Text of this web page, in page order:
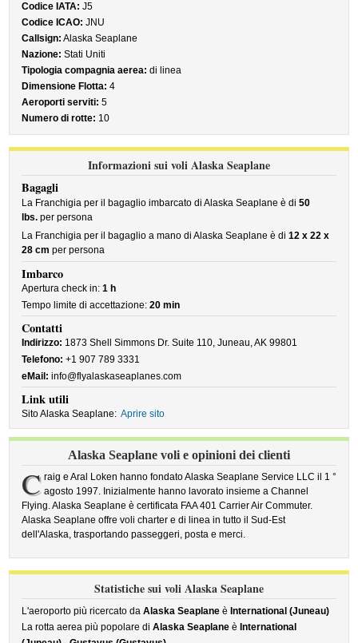
Codice IATA: J5
Codice ICAO: JNU
Callsign: Alaska Seaplane
Nazione: Stati Uniti
Tipologia compagnia aerea: di linea
Dimensione Flotta: 4
Aeroporti serviti: 5
Numero di rotte: 10
Informazioni sui voli Alaska Seaplane
Bagagli
La Franchigia per il bagaglio imbarcato di Alaska Seaplane è di50
lbs. per persona
La Franchigia per il bagaglio a mano di Alaska Seaplane è di12 x 22 x
28 cm per persona
Imbarco
Apertura check in:1 h
Tempo limite di accettazione:20 min
Contatti
Indirizzo: 1873 Shell Simmons Dr. Suite 110, Juneau, AK 99801
Telefono: +1 907 789 3331
eMail: info@flyalaskaseaplanes.com
Link utili
Sito Alaska Seaplane: Aprire sito
Alaska Seaplane voli e opinioni dei clienti
C raig e Aral Loken hanno fondato Alaska Seaplane Service LLC il 1 °
agosto 1997. Inizialmente hanno lavorato insieme a Channel
Flying. Alaska Seaplane è certificata FAA 401 Carrier Air Commuter.
Alaska Seaplane offre voli charter e di linea in tutto il Sud-Est
dell'Alaska, trasportando passeggeri, posta e merci.
Statistiche sui voli Alaska Seaplane
L'aeroporto più ricercato daAlaska Seaplane è International (Juneau)
La rotta aerea più popolare diAlaska Seaplane è International